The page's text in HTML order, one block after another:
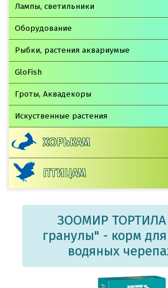
Лампы, светильники
Оборудование
Рыбки, растения аквариумые
GloFish
Гроты, Аквадекоры
Искуственные растения
ХОРЬКАМ
ПТИЦАМ
ЗООМИР
гранулы" - корм
водяных